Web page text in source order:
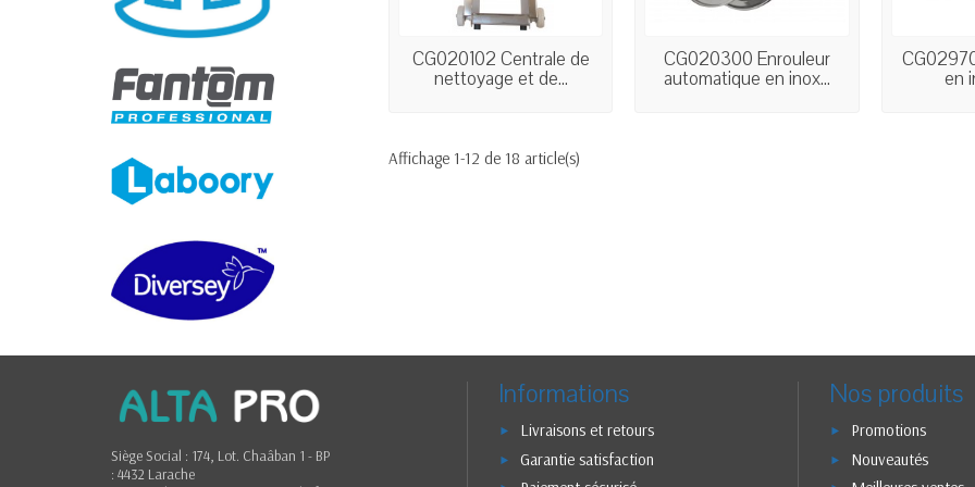
CG020102 Centrale de
nettoyage et de...
CG020300 Enrouleur
automatique en inox... en
Affichage 1-12 de 18 article(s)
Siège Social : 174, Lot. Chaâban 1 - BP
: 4432 Larache
Informations
Livraisons et retours
Garantie satisfaction
Nos produits
Promotions
Nouveautés